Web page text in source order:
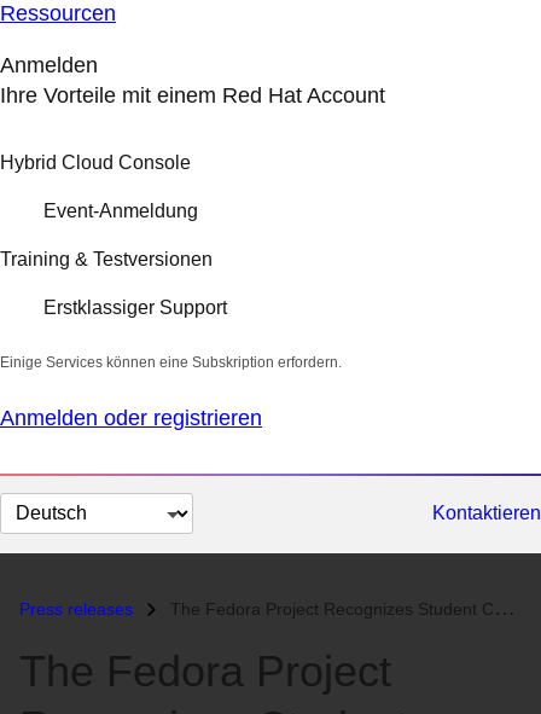
Ressourcen
Anmelden
Ihre Vorteile mit einem Red Hat Account
Hybrid Cloud Console
Event-Anmeldung
Training & Testversionen
Erstklassiger Support
Einige Services können eine Subskription erfordern.
Anmelden oder registrieren
Sprache
auswählen
Kontaktieren
Press releases The Fedora Project Recognizes Student Contributor with Fedora Scholars...
The Fedora Project